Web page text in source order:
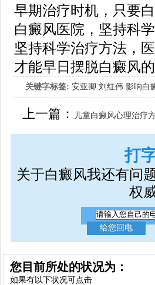
早期治疗时机，只要
白癜风医院，坚持科
坚持科学治疗方法，
才能早日摆脱白癜风的
关键字标签: 安亚卿 刘红伟 影响白
女生应该如何治疗呢
上一篇： 儿童白癜风心理治疗
打
关于白癜风我还有问
权
您目前所处的状况为：
如果有以下状况可点击